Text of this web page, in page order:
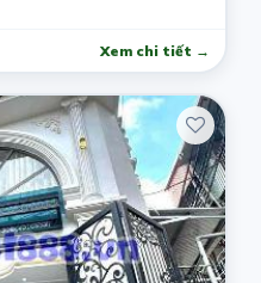
Xem chi tiết →